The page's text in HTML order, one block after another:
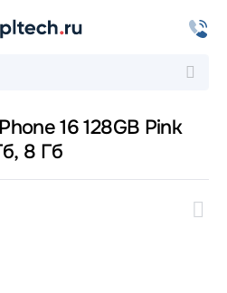
16 128GB Pink
8 Гб